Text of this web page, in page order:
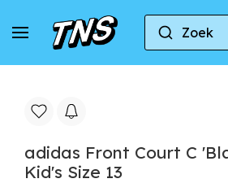
Zoek
Naar huis
adidas Front Court C
Kid's Size 13